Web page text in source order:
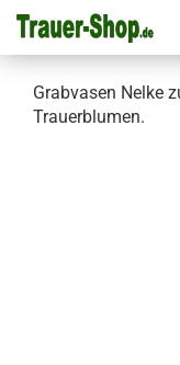
Grabvasen Nelke
Trauerblumen.